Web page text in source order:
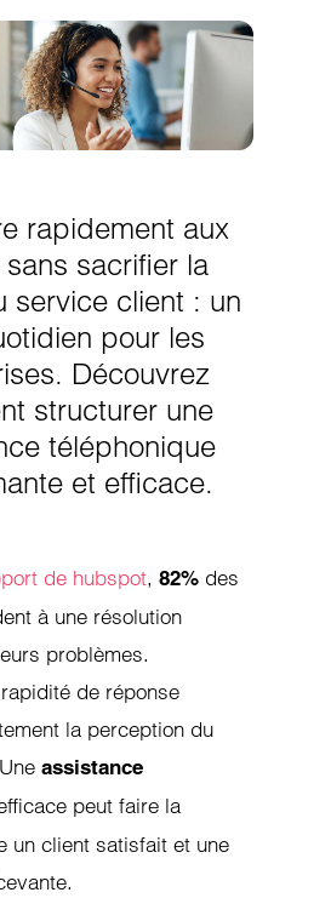
rapidement aux
sacrifier la
service client : un
pour les
Découvrez
structurer une
téléphonique
et efficace.
de hubspot,82% des
à une résolution
problèmes.
de réponse
la perception du
assistance
peut faire la
un client satisfait et une